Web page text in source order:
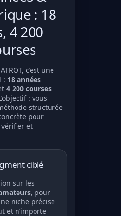
: 18
4 200
c’est une
: 18 années
4 200 courses
: vous
structurée
pour
et
ciblé
sur les
, pour
niche précise
et n’importe